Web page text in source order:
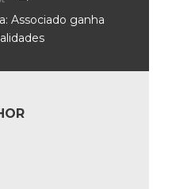
Associado ganha